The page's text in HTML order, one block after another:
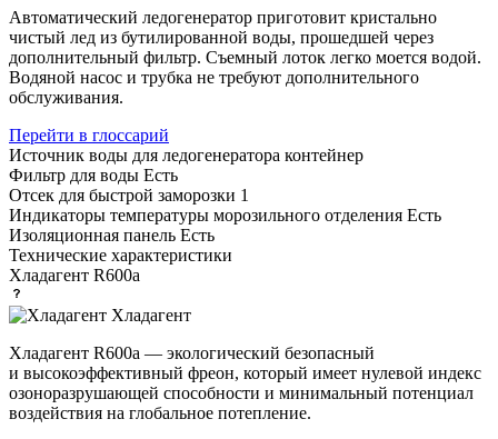
Автоматический ледогенератор приготовит кристально
чистый лед из бутилированной воды, прошедшей через
дополнительный фильтр. Съемный лоток легко моется водой.
Водяной насос и трубка не требуют дополнительного
обслуживания.
Перейти в глоссарий
Источник воды для ледогенератора контейнер
Фильтр для воды Есть
Отсек для быстрой заморозки 1
Индикаторы температуры морозильного отделения Есть
Изоляционная панель Есть
Технические характеристики
Хладагент R600a
Хладагент
Хладагент R600a — экологический безопасный
и высокоэффективный фреон, который имеет нулевой индекс
озоноразрушающей способности и минимальный потенциал
воздействия на глобальное потепление.